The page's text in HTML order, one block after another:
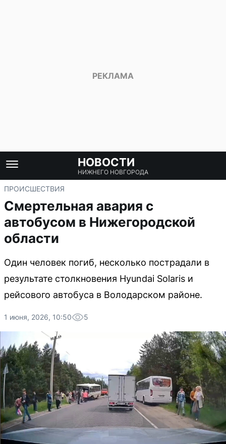
НОВОСТИ
НИЖНЕГО НОВГОРОДА
ПРОИСШЕСТВИЯ
Смертельная авария с
автобусом в Нижегородской
области
Один человек погиб, несколько пострадали в
результате столкновения Hyundai Solaris и
рейсового автобуса в Володарском районе.
1 июня, 2026, 10:50 5